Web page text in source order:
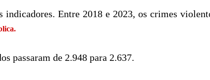
indicadores. Entre 2018 e 2023, os crimes
passaram de 2.948 para 2.637.